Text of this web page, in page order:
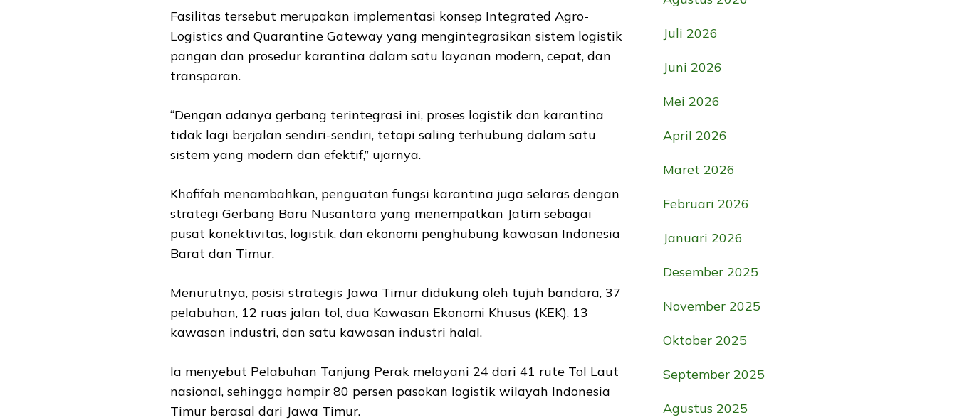
Fasilitas tersebut merupakan implementasi konsep Integrated Agro-
Logistics and Quarantine Gateway yang mengintegrasikan sistem logistik
pangan dan prosedur karantina dalam satu layanan modern, cepat, dan
transparan.
“Dengan adanya gerbang terintegrasi ini, proses logistik dan karantina
tidak lagi berjalan sendiri-sendiri, tetapi saling terhubung dalam satu
sistem yang modern dan efektif,” ujarnya.
Khofifah menambahkan, penguatan fungsi karantina juga selaras dengan
strategi Gerbang Baru Nusantara yang menempatkan Jatim sebagai
pusat konektivitas, logistik, dan ekonomi penghubung kawasan Indonesia
Barat dan Timur.
Menurutnya, posisi strategis Jawa Timur didukung oleh tujuh bandara, 37
pelabuhan, 12 ruas jalan tol, dua Kawasan Ekonomi Khusus (KEK), 13
kawasan industri, dan satu kawasan industri halal.
Ia menyebut Pelabuhan Tanjung Perak melayani 24 dari 41 rute Tol Laut
nasional, sehingga hampir 80 persen pasokan logistik wilayah Indonesia
Timur berasal dari Jawa Timur.
Juli 2026
Juni 2026
Mei 2026
April 2026
Maret 2026
Februari 2026
Januari 2026
Desember 2025
November 2025
Oktober 2025
September 2025
Agustus 2025